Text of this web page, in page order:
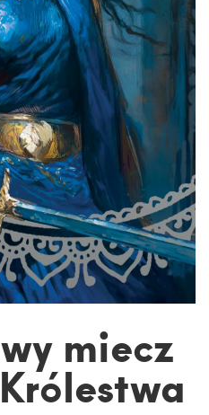
miecz